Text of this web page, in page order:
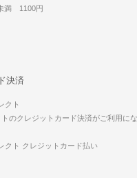
満 1100円
決済
のクレジットカード決済がご利用にな